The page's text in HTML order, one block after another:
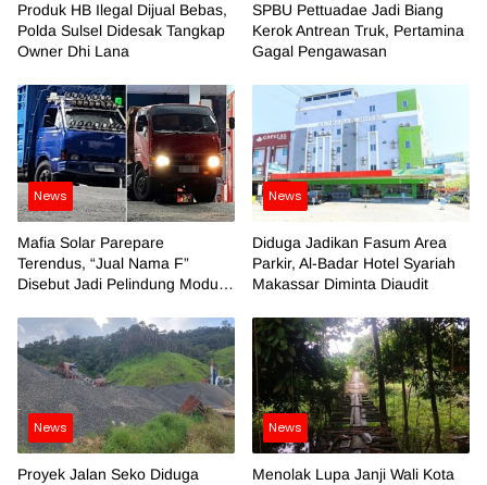
Produk HB Ilegal Dijual Bebas,
Polda Sulsel Didesak Tangkap
Owner Dhi Lana
SPBU Pettuadae Jadi Biang
Kerok Antrean Truk, Pertamina
Gagal Pengawasan
News
Mafia Solar Parepare
Terendus, “Jual Nama F”
Disebut Jadi Pelindung Modus
News
Diduga Jadikan Fasum Area
Parkir, Al-Badar Hotel Syariah
Makassar Diminta Diaudit
News
Proyek Jalan Seko Diduga
News
Menolak Lupa Janji Wali Kota